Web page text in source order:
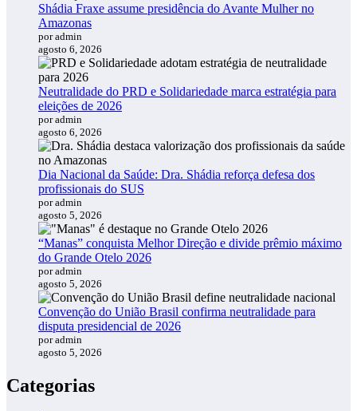
Shádia Fraxe assume presidência do Avante Mulher no
Amazonas
por admin
agosto 6, 2026
Neutralidade do PRD e Solidariedade marca estratégia para
eleições de 2026
por admin
agosto 6, 2026
Dia Nacional da Saúde: Dra. Shádia reforça defesa dos
profissionais do SUS
por admin
agosto 5, 2026
“Manas” conquista Melhor Direção e divide prêmio máximo
do Grande Otelo 2026
por admin
agosto 5, 2026
Convenção do União Brasil confirma neutralidade para
disputa presidencial de 2026
por admin
agosto 5, 2026
Categorias